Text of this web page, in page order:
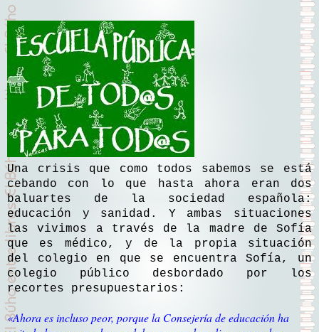
Una crisis que como todos sabemos se está
cebando con lo que hasta ahora eran dos
baluartes de la sociedad española:
educación y sanidad. Y ambas situaciones
las vivimos a través de la madre de Sofía
que es médico, y de la propia situación
del colegio en que se encuentra Sofía, un
colegio público desbordado por los
recortes presupuestarios:
«Ahora es incluso peor, porque la Consejería de educación ha